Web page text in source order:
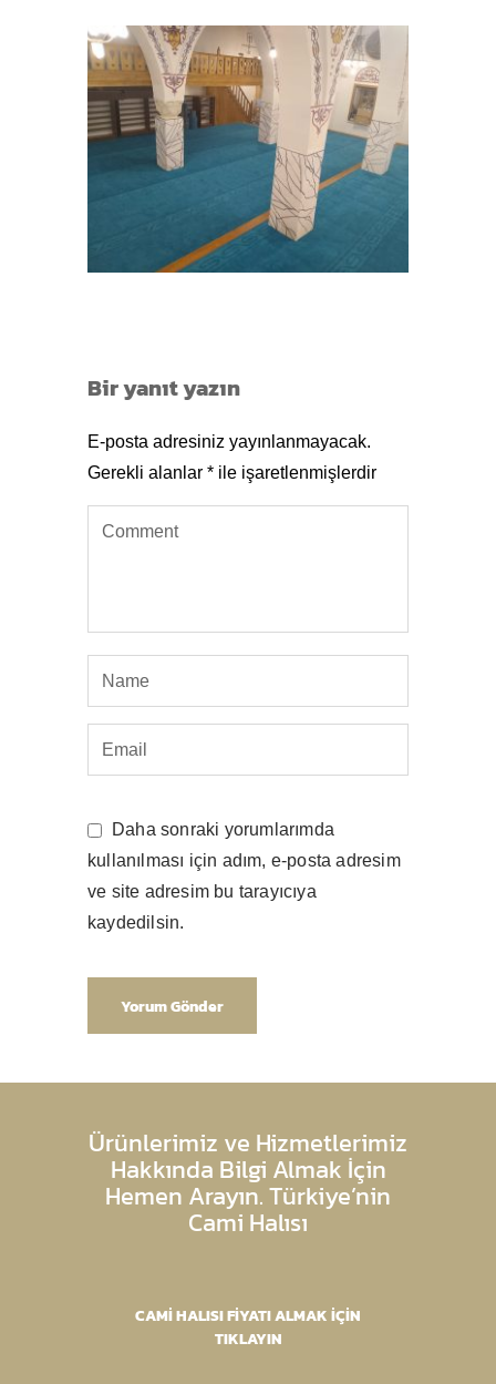
Bir yanıt yazın
E-posta adresiniz yayınlanmayacak.
Gerekli alanlar * ile işaretlenmişlerdir
Daha sonraki yorumlarımda
kullanılması için adım, e-posta adresim
ve site adresim bu tarayıcıya
kaydedilsin.
Ürünlerimiz ve Hizmetlerimiz
Hakkında Bilgi Almak İçin
Hemen Arayın. Türkiye’nin
Cami Halısı
CAMİ HALISI FİYATI ALMAK İÇİN
TIKLAYIN